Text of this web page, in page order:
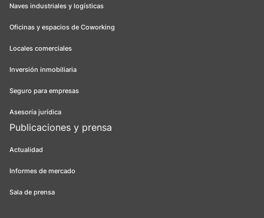
Naves industriales y logísticas
Oficinas y espacios de Coworking
Locales comerciales
Inversión inmobiliaria
Seguro para empresas
Asesoría jurídica
Publicaciones y prensa
Actualidad
Informes de mercado
Sala de prensa